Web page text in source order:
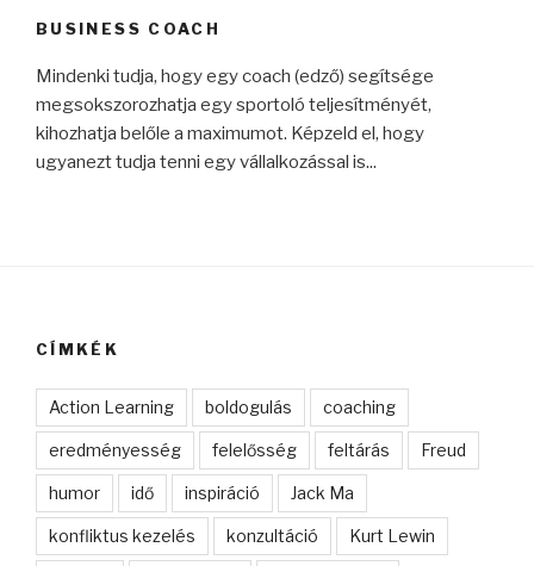
BUSINESS COACH
Mindenki tudja, hogy egy coach (edző) segítsége
megsokszorozhatja egy sportoló teljesítményét,
kihozhatja belőle a maximumot. Képzeld el, hogy
ugyanezt tudja tenni egy vállalkozással is...
CÍMKÉK
Action Learning boldogulás coaching
eredményesség felelősség feltárás Freud
humor idő inspiráció Jack Ma
konfliktus kezelés konzultáció Kurt Lewin